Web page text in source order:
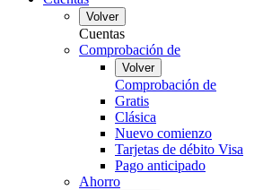
Volver
Cuentas
Comprobación de
Volver
Comprobación de
Gratis
Clásica
Nuevo comienzo
Tarjetas de débito Visa
Pago anticipado
Ahorro